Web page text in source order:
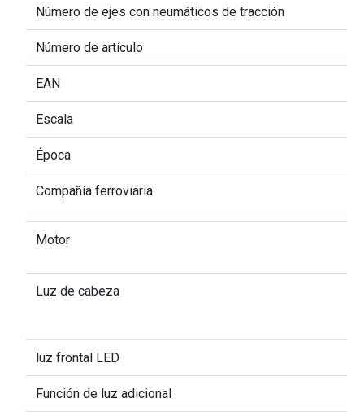
Número de ejes con neumáticos de tracción
Número de artículo
EAN
Escala
Época
Compañía ferroviaria
Motor
Luz de cabeza
luz frontal LED
Función de luz adicional